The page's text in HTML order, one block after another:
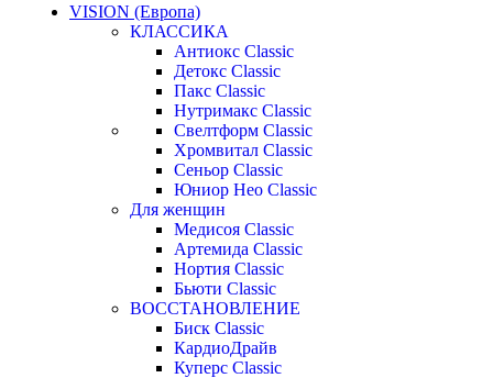
VISION (Европа)
КЛАССИКА
Антиокс Classic
Детокс Classic
Пакс Classic
Нутримакс Classic
Свелтформ Classic
Хромвитал Classic
Сеньор Classic
Юниор Нео Classic
Для женщин
Медисоя Classic
Артемида Classic
Нортия Classic
Бьюти Classic
ВОССТАНОВЛЕНИЕ
Биск Classic
КардиоДрайв
Куперс Classic